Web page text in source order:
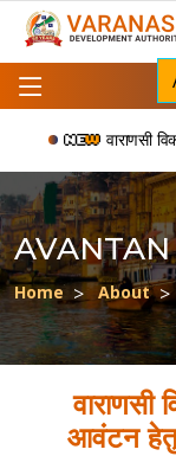
वाराणसी
AVANTAN
Home About
वाराणसी
आवंटन हेतु